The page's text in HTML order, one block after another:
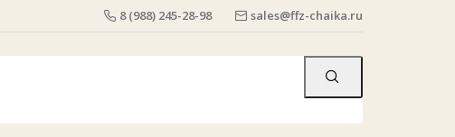
8 (988) 245-28-98 sales@ffz-chaika.ru